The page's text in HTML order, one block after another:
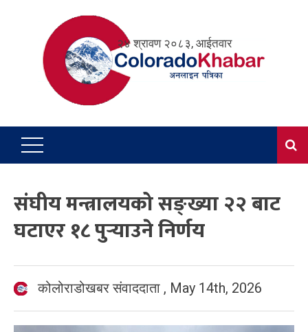
२४ श्रावण २०८३, आईतवार
संघीय मन्त्रालयको सङ्ख्या २२ बाट
घटाएर १८ पुर्‍याउने निर्णय
कोलोराडोखबर संवाददाता , May 14th, 2026